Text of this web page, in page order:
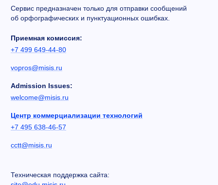
Сервис предназначен только для отправки сообщений
об орфографических и пунктуационных ошибках.
Приемная комиссия:
+7 499 649-44-80
vopros@misis.ru
Admission Issues:
welcome@misis.ru
Центр коммерциализации технологий
+7 495 638-46-57
cctt@misis.ru
Техническая поддержка сайта: